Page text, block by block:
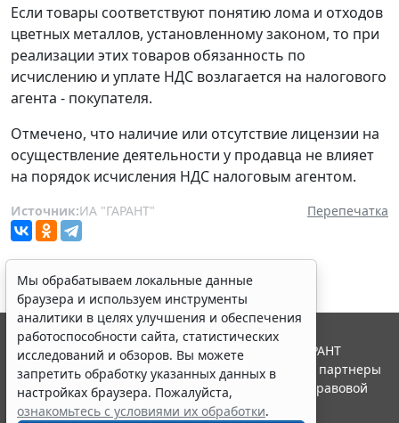
Если товары соответствуют понятию лома и отходов
цветных металлов, установленному законом, то при
реализации этих товаров обязанность по
исчислению и уплате НДС возлагается на налогового
агента - покупателя.
Отмечено, что наличие или отсутствие лицензии на
осуществление деятельности у продавца не влияет
на порядок исчисления НДС налоговым агентом.
Источник:ИА "ГАРАНТ" Перепечатка
Мы обрабатываем локальные данные
браузера и используем инструменты
аналитики в целях улучшения и обеспечения
работоспособности сайта, статистических
исследований и обзоров. Вы можете
запретить обработку указанных данных в
настройках браузера. Пожалуйста,
ознакомьтесь с условиями их обработки.
© ООО "НПП "ГАРАНТ-СЕРВИС", 2026. Система ГАРАНТ
выпускается с 1990 года. Компания "Гарант" и ее партнеры
являются участниками Российской ассоциации правовой
информации ГАРАНТ.